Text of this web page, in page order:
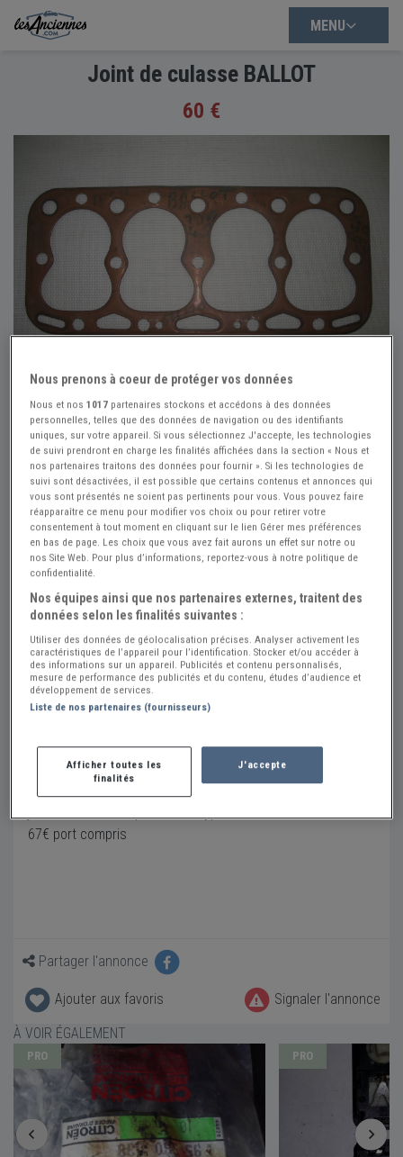
MENU
Joint de culasse BALLOT
60 €
Réf : A400085 Actualisée le : 13/07/2026
Joint de culasse BALLOT
60 €
Vendeur Particulier
Haute Garonne (31) - FRONTON (31620)
Voir sur la carte
Voir le téléphone
Envoyer un email
Description
67€ port compris
Partager l'annonce
Ajouter aux favoris
Signaler l'annonce
À VOIR ÉGALEMENT
PRO PRO
Nous prenons à coeur de protéger vos données
Nous et nos1017 partenaires stockons et accédons à des données
personnelles, telles que des données de navigation ou des identifiants
uniques, sur votre appareil. Si vous sélectionnez J'accepte, les technologies
de suivi prendront en charge les finalités affichées dans la section « Nous et
nos partenaires traitons des données pour fournir ». Si les technologies de
suivi sont désactivées, il est possible que certains contenus et annonces qui
vous sont présentés ne soient pas pertinents pour vous. Vous pouvez faire
réapparaître ce menu pour modifier vos choix ou pour retirer votre
consentement à tout moment en cliquant sur le lien Gérer mes préférences
en bas de page. Les choix que vous avez fait aurons un effet sur notre ou
nos Site Web. Pour plus d’informations, reportez-vous à notre politique de
confidentialité.
Nos équipes ainsi que nos partenaires externes, traitent des
données selon les finalités suivantes :
Utiliser des données de géolocalisation précises. Analyser activement les
caractéristiques de l’appareil pour l’identification. Stocker et/ou accéder à
des informations sur un appareil. Publicités et contenu personnalisés,
mesure de performance des publicités et du contenu, études d’audience et
développement de services.
Liste de nos partenaires (fournisseurs)
Afficher toutes les
finalités
J'accepte